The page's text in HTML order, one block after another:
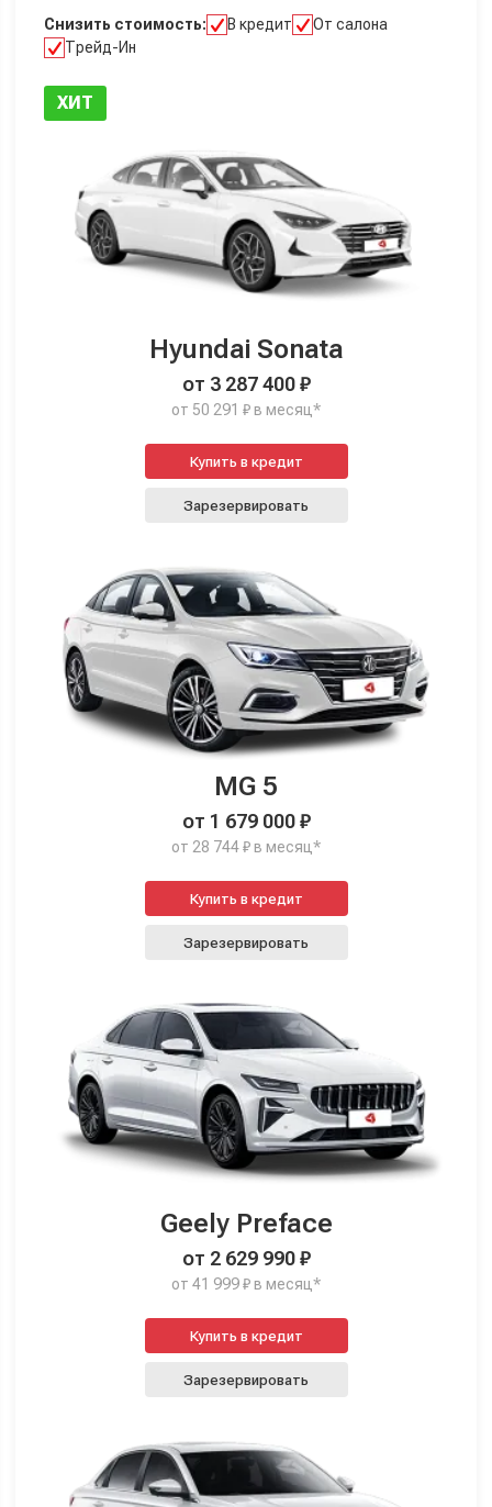
Снизить стоимость: В кредит
От салона
Трейд-Ин
ХИТ
Hyundai Sonata
от 3 287 400 ₽
от 50 291 ₽ в месяц*
Купить в кредит
Зарезервировать
MG 5
от 1 679 000 ₽
от 28 744 ₽ в месяц*
Купить в кредит
Зарезервировать
Geely Preface
от 2 629 990 ₽
от 41 999 ₽ в месяц*
Купить в кредит
Зарезервировать